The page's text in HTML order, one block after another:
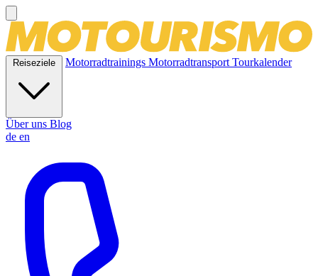
Reiseziele Motorradtrainings MotorradtransportTourkalender
Über uns Blog
de en